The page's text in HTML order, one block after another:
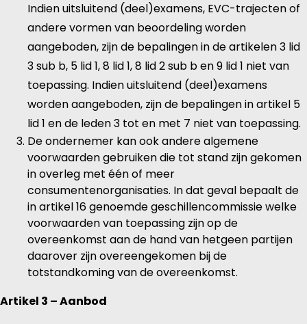
Indien uitsluitend (deel)examens, EVC-trajecten of
andere vormen van beoordeling worden
aangeboden, zijn de bepalingen in de artikelen 3 lid
3 sub b, 5 lid 1, 8 lid 1, 8 lid 2 sub b en 9 lid 1 niet van
toepassing. Indien uitsluitend (deel)examens
worden aangeboden, zijn de bepalingen in artikel 5
lid 1 en de leden 3 tot en met 7 niet van toepassing.
De ondernemer kan ook andere algemene
voorwaarden gebruiken die tot stand zijn gekomen
in overleg met één of meer
consumentenorganisaties. In dat geval bepaalt de
in artikel 16 genoemde geschillencommissie welke
voorwaarden van toepassing zijn op de
overeenkomst aan de hand van hetgeen partijen
daarover zijn overeengekomen bij de
totstandkoming van de overeenkomst.
Artikel 3 – Aanbod